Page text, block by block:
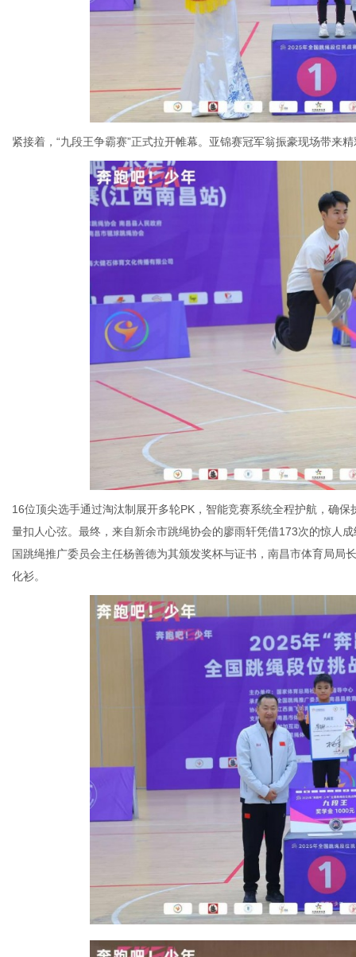
紧接着，“九段王争霸赛”正式拉开帷幕。亚锦赛冠军翁振豪现场带来
16位顶尖选手通过淘汰制展开多轮PK，智能竞赛系统全程护航，确
量扣人心弦。最终，来自新余市跳绳协会的廖雨轩凭借173次的惊人
国跳绳推广委员会主任杨善德为其颁发奖杯与证书，南昌市体育局
化衫。